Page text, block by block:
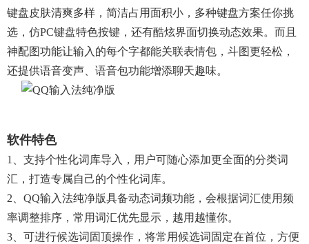
键盘皮肤清爽多样，简洁占用面积小，多种键盘方案任你挑
选，仿PC键盘特色按键，还有酷炫界面切换动态效果。而且
神配图功能让输入的每个字都能关联表情包，斗图更轻松，
还提供语音变声、语音包功能增添聊天趣味。
软件特色
1、支持个性化词库导入，用户可随心添加更全面的分类词
汇，打造专属自己的个性化词库。
2、QQ输入法纯净版具备动态词频功能，会根据词汇使用频
率调整排序，常用词汇优先显示，越用越懂你。
3、可进行候选词固顶操作，将常用候选词固定在首位，方便